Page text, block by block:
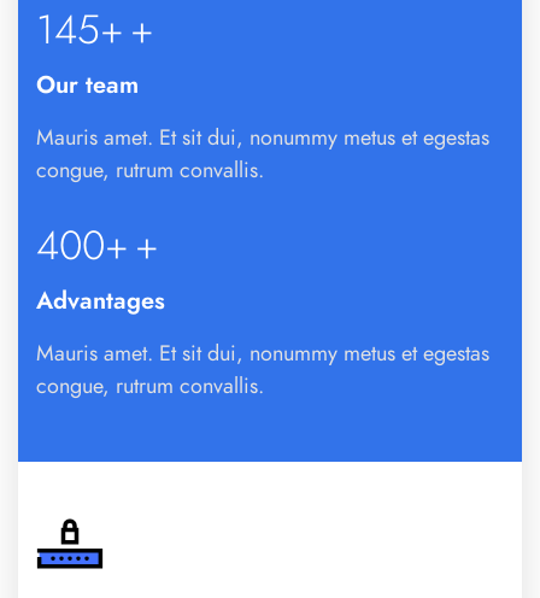
145++
Our team
Mauris amet. Et sit dui, nonummy metus et egestas
congue, rutrum convallis.
400++
Advantages
Mauris amet. Et sit dui, nonummy metus et egestas
congue, rutrum convallis.